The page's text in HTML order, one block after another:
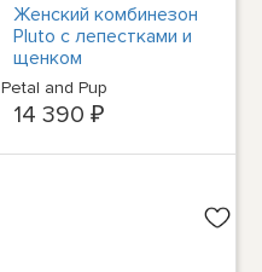
Женский комбинезон
Pluto с лепестками и
щенком
Petal and Pup
14 390 ₽